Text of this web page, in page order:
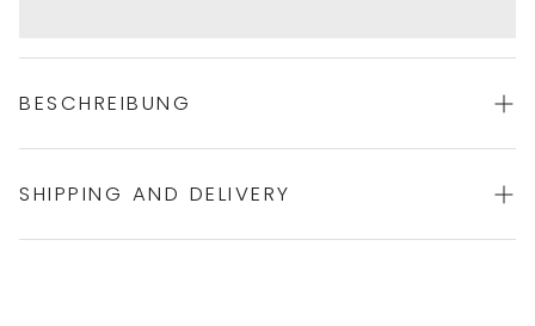
BESCHREIBUNG
Bustier geschnittener Badeanzug von ROIDAL
SHIPPING AND DELIVERY